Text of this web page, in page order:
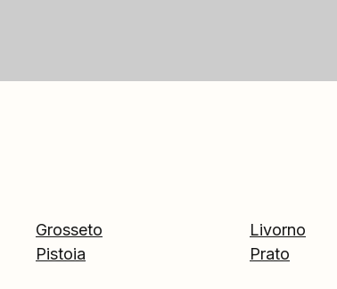
Grosseto Livorno
Pistoia Prato